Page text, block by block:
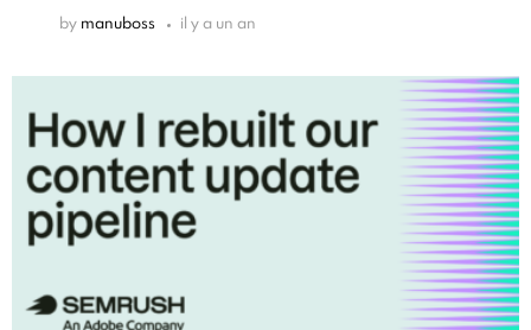
by manuboss il y a un an